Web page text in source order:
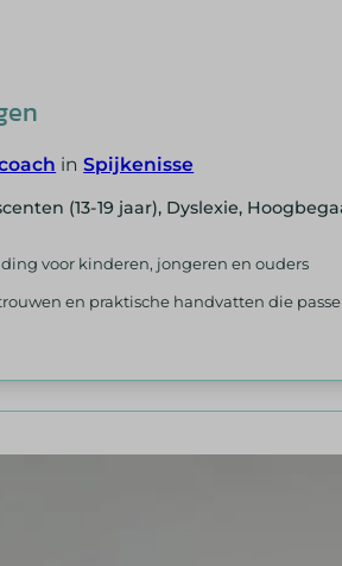
inSpijkenisse
(13-19 jaar), Dyslexie,
voor kinderen, jongeren en ouders
en praktische handvatten die